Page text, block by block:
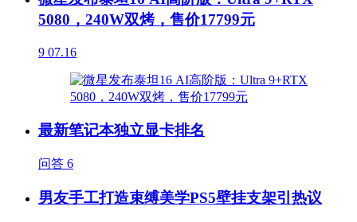
5080，240W双烤，售价17799元
9 07.16
最新笔记本独立显卡排名
问答 6
男友手工打造束缚美学PS5壁挂支架引热议